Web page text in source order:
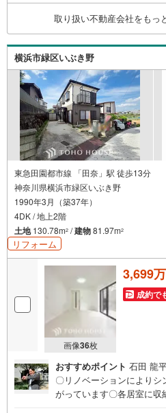
（変動金利）※上記金利は
実際の適用金利は融資実行
により表記の返済額と異
ーーーーーーーーーーーー
取り扱い不動産会社をもっ
横浜市緑区いぶき野
東急田園都市線 「田奈」駅 徒歩13分
神奈川県横浜市緑区いぶき野
1990年3月（築37年）
4DK / 地上2階
土地130.78m2 /建物81.97m2
リフォーム
画像36枚
3,699
成約で
おすすめポイント 石田 龍
〇リノベーションにより
がっています〇各居室に